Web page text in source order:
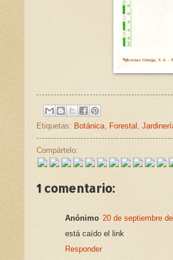
Etiquetas: Botánica, Forestal ,
Compártelo:
1 comentario:
Anónimo 20 de septiembre
está caído el link
Responder